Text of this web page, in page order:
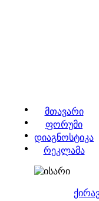
მთავარი
ფორუმი
დიაგნოსტიკა
რეკლამა